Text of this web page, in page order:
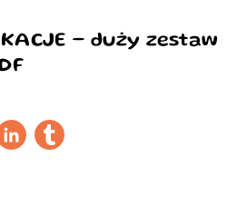
– duży zestaw